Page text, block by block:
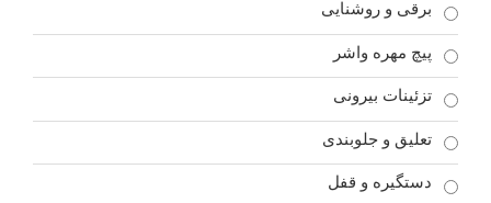
برقی و روشنایی
پیچ مهره واشر
تزئینات بیرونی
تعلیق و جلوبندی
دستگیره و قفل